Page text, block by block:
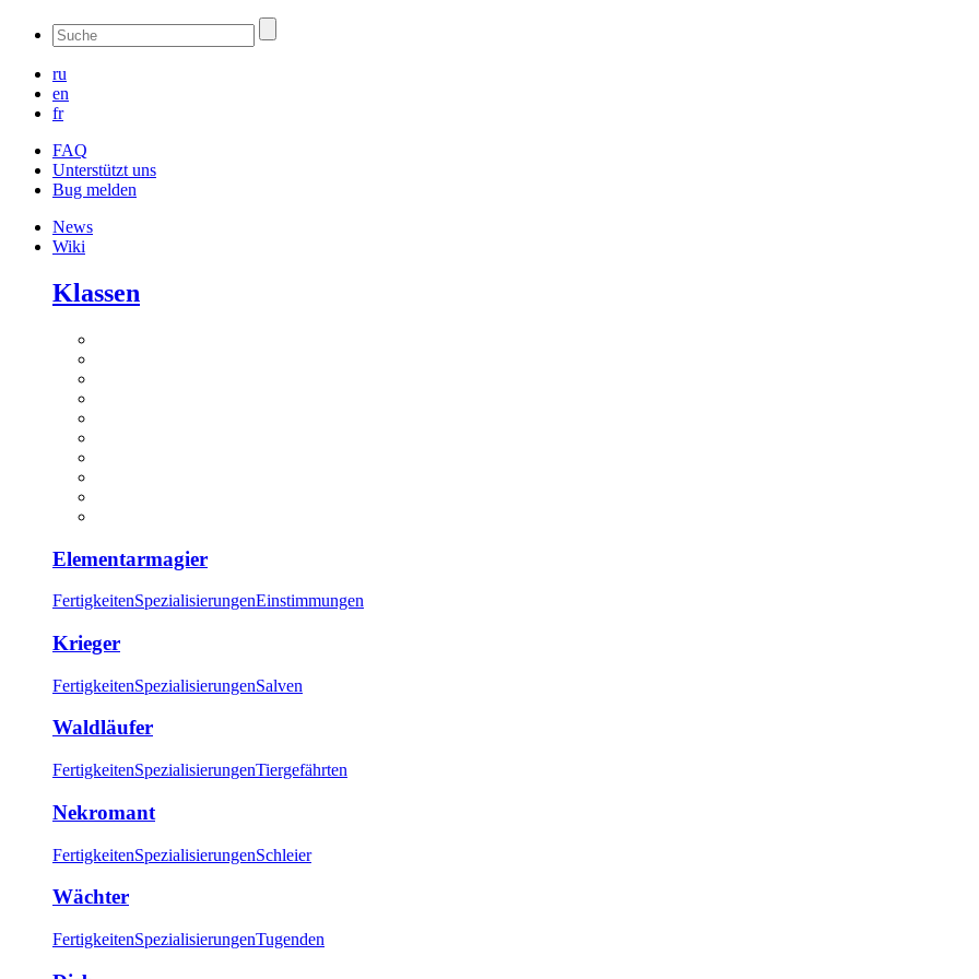
ru
en
fr
FAQ
Unterstützt uns
Bug melden
News
Wiki
Klassen
Elementarmagier
FertigkeitenSpezialisierungenEinstimmungen
Krieger
FertigkeitenSpezialisierungenSalven
Waldläufer
FertigkeitenSpezialisierungenTiergefährten
Nekromant
FertigkeitenSpezialisierungenSchleier
Wächter
FertigkeitenSpezialisierungenTugenden